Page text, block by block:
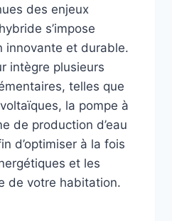
des enjeux
s’impose
innovante et durable.
intègre plusieurs
telles que
la pompe à
de production d’eau
d’optimiser à la fois
et les
de votre habitation.